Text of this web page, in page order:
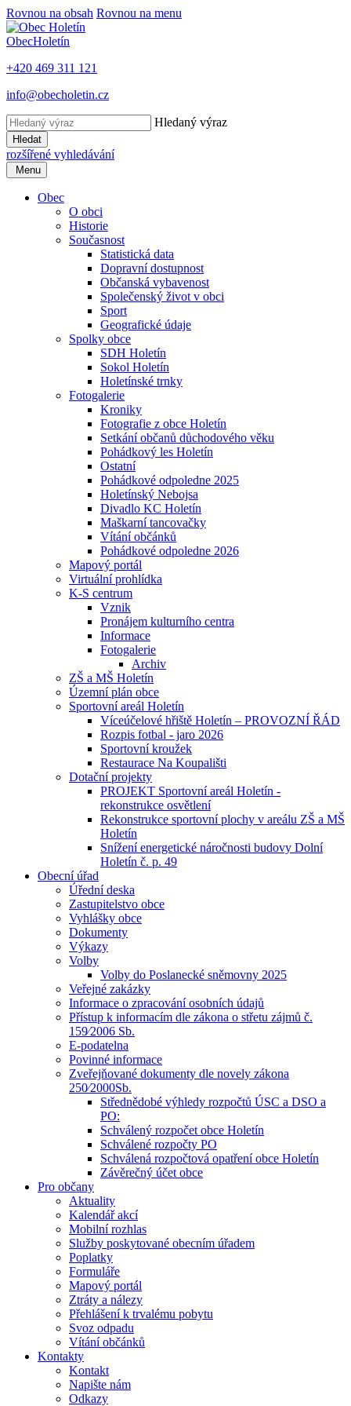
Rovnou na obsah Rovnou na menu
ObecHoletín
+420 469 311 121
info@obecholetin.cz
Hledaný výraz
Hledat
rozšířené vyhledávání
Menu
Obec
O obci
Historie
Současnost
Statistická data
Dopravní dostupnost
Občanská vybavenost
Společenský život v obci
Sport
Geografické údaje
Spolky obce
SDH Holetín
Sokol Holetín
Holetínské trnky
Fotogalerie
Kroniky
Fotografie z obce Holetín
Setkání občanů důchodového věku
Pohádkový les Holetín
Ostatní
Pohádkové odpoledne 2025
Holetínský Nebojsa
Divadlo KC Holetín
Maškarní tancovačky
Vítání občánků
Pohádkové odpoledne 2026
Mapový portál
Virtuální prohlídka
K-S centrum
Vznik
Pronájem kulturního centra
Informace
Fotogalerie
Archiv
ZŠ a MŠ Holetín
Územní plán obce
Sportovní areál Holetín
Víceúčelové hřiště Holetín – PROVOZNÍ ŘÁD
Rozpis fotbal - jaro 2026
Sportovní kroužek
Restaurace Na Koupališti
Dotační projekty
PROJEKT Sportovní areál Holetín -
rekonstrukce osvětlení
Rekonstrukce sportovní plochy v areálu ZŠ a MŠ
Holetín
Snížení energetické náročnosti budovy Dolní
Holetín č. p. 49
Obecní úřad
Úřední deska
Zastupitelstvo obce
Vyhlášky obce
Dokumenty
Výkazy
Volby
Volby do Poslanecké sněmovny 2025
Veřejné zakázky
Informace o zpracování osobních údajů
Přístup k informacím dle zákona o střetu zájmů č.
159⁄2006 Sb.
E-podatelna
Povinné informace
Zveřejňované dokumenty dle novely zákona
250⁄2000Sb.
Střednědobé výhledy rozpočtů ÚSC a DSO a
PO:
Schválený rozpočet obce Holetín
Schválené rozpočty PO
Schválená rozpočtová opatření obce Holetín
Závěrečný účet obce
Pro občany
Aktuality
Kalendář akcí
Mobilní rozhlas
Služby poskytované obecním úřadem
Poplatky
Formuláře
Mapový portál
Ztráty a nálezy
Přehlášení k trvalému pobytu
Svoz odpadu
Vítání občánků
Kontakty
Kontakt
Napište nám
Odkazy